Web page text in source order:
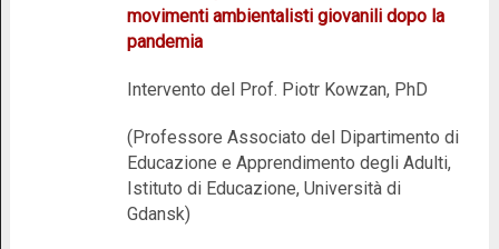
movimenti ambientalisti giovanili dopo la
pandemia
Intervento del Prof. Piotr Kowzan, PhD
(Professore Associato del Dipartimento di
Educazione e Apprendimento degli Adulti,
Istituto di Educazione, Università di
Gdansk)